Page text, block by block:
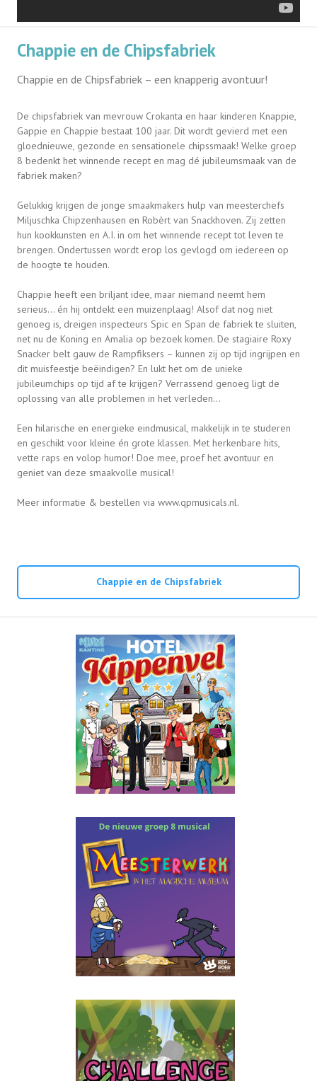
Chappie en de Chipsfabriek
Chappie en de Chipsfabriek – een knapperig avontuur!
De chipsfabriek van mevrouw Crokanta en haar kinderen Knappie,
Gappie en Chappie bestaat 100 jaar. Dit wordt gevierd met een
gloednieuwe, gezonde en sensationele chipssmaak! Welke groep
8 bedenkt het winnende recept en mag dé jubileumsmaak van de
fabriek maken?
Gelukkig krijgen de jonge smaakmakers hulp van meesterchefs
Miljuschka Chipzenhausen en Robèrt van Snackhoven. Zij zetten
hun kookkunsten en A.I. in om het winnende recept tot leven te
brengen. Ondertussen wordt erop los gevlogd om iedereen op
de hoogte te houden.
Chappie heeft een briljant idee, maar niemand neemt hem
serieus… én hij ontdekt een muizenplaag! Alsof dat nog niet
genoeg is, dreigen inspecteurs Spic en Span de fabriek te sluiten,
net nu de Koning en Amalia op bezoek komen. De stagiaire Roxy
Snacker belt gauw de Rampfiksers – kunnen zij op tijd ingrijpen en
dit muisfeestje beëindigen? En lukt het om de unieke
jubileumchips op tijd af te krijgen? Verrassend genoeg ligt de
oplossing van alle problemen in het verleden…
Een hilarische en energieke eindmusical, makkelijk in te studeren
en geschikt voor kleine én grote klassen. Met herkenbare hits,
vette raps en volop humor! Doe mee, proef het avontuur en
geniet van deze smaakvolle musical!
Meer informatie & bestellen via www.qpmusicals.nl.
Chappie en de Chipsfabriek